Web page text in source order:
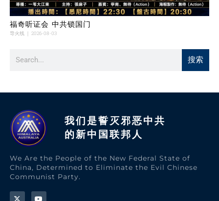
福奇听证会 中共锁国门
导火线 2026-08-03
搜索
我们是誓灭邪恶中共
的新中国联邦人​
We Are the People of the New Federal State of
China, Determined to Eliminate the Evil Chinese
Communist Party.